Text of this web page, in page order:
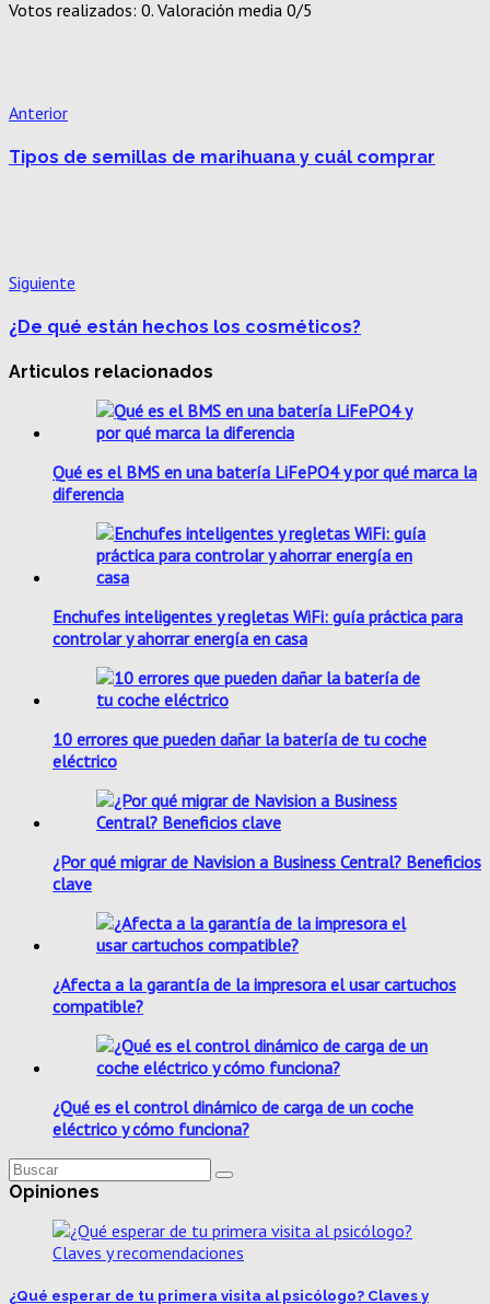
Votos realizados: 0. Valoración media 0/5
Anterior
Tipos de semillas de marihuana y cuál comprar
Siguiente
¿De qué están hechos los cosméticos?
Articulos relacionados
Qué es el BMS en una batería LiFePO4 y por qué marca la
diferencia
Enchufes inteligentes y regletas WiFi: guía práctica para
controlar y ahorrar energía en casa
10 errores que pueden dañar la batería de tu coche
eléctrico
¿Por qué migrar de Navision a Business Central? Beneficios
clave
¿Afecta a la garantía de la impresora el usar cartuchos
compatible?
¿Qué es el control dinámico de carga de un coche
eléctrico y cómo funciona?
Opiniones
¿Qué esperar de tu primera visita al psicólogo? Claves y